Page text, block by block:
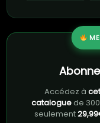
Accédez à
cataloguede
seulement